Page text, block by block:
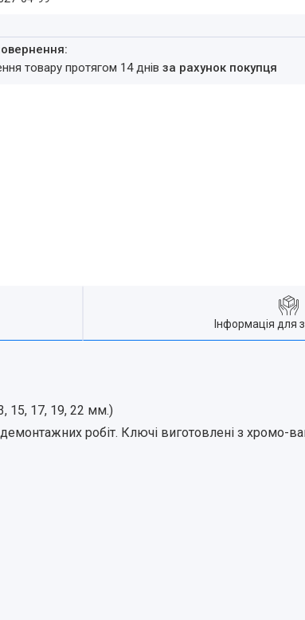
товару протягом 14 днівза рахунок покупця
Інформація для
15, 17, 19, 22 мм.)
робіт. Ключі виготовлені з хромо-